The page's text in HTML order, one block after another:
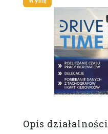
Opis działalności